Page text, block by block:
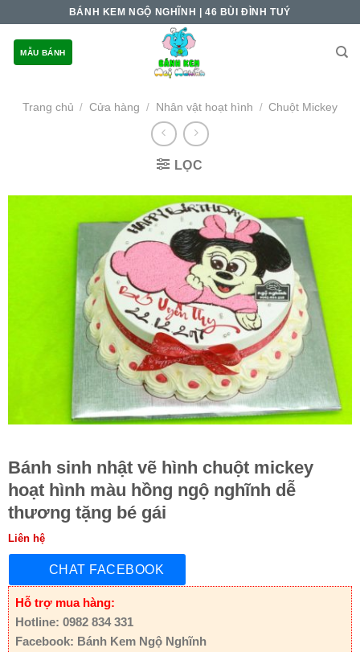
content
BÁNH KEM NGỘ NGHĨNH | 46 BÙI ĐÌNH TUÝ
MẪU BÁNH
Trang chủ / Cửa hàng / Nhân vật hoạt hình / Chuột Mickey
LỌC
Bánh sinh nhật vẽ hình chuột mickey
hoạt hình màu hồng ngộ nghĩnh dễ
thương tặng bé gái
Liên hệ
CHAT FACEBOOK
Hỗ trợ mua hàng:
Hotline: 0982 834 331
Facebook: Bánh Kem Ngộ Nghĩnh